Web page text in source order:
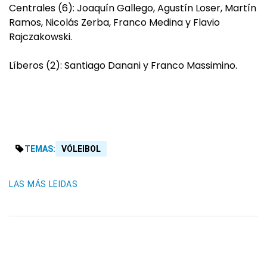
Centrales (6): Joaquín Gallego, Agustín Loser, Martín
Ramos, Nicolás Zerba, Franco Medina y Flavio
Rajczakowski.
Líberos (2): Santiago Danani y Franco Massimino.
TEMAS: VÓLEIBOL
LAS MÁS LEIDAS